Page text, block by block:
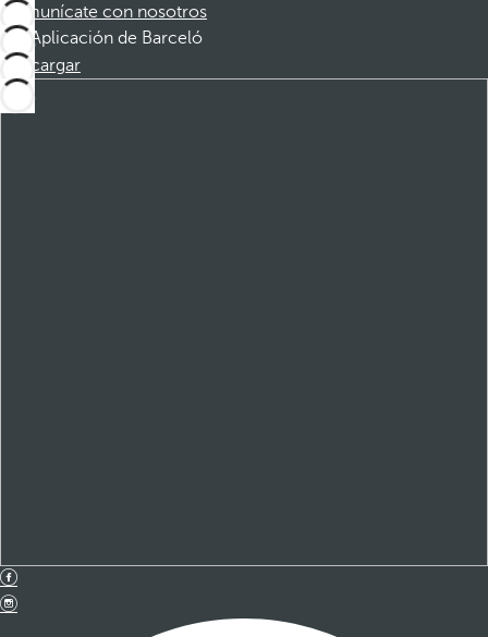
Comunícate con nosotros
Aplicación de Barceló
Descargar